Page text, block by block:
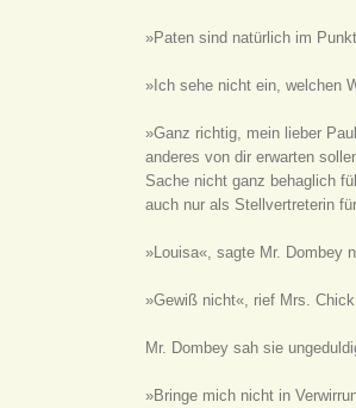
»Paten sind natürlich im
»Ich sehe nicht ein, welchen
»Ganz richtig, mein lieber
anderes von dir erwarten
Sache nicht ganz behaglich
auch nur als Stellvertreterin
»Louisa«, sagte Mr. Dombey
»Gewiß nicht«, rief Mrs.
Mr. Dombey sah sie
»Bringe mich nicht in